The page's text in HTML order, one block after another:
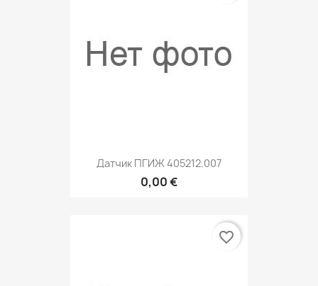
Датчик ПГИЖ 405212.007
0,00 €
favorite_border